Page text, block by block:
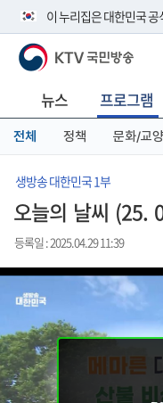
이 누리집은 대한민국
공식 누리집 주소 확인하기
니다.
이밖에 or.kr 또는 .kr등
서 도메인 주소를 확인해
KTV 국민방송
뉴스 프로그램
전체 정책 문화/교양
생방송 대한민국 1부
오늘의 날씨 (25.
등록일 : 2025.04.29 11:39